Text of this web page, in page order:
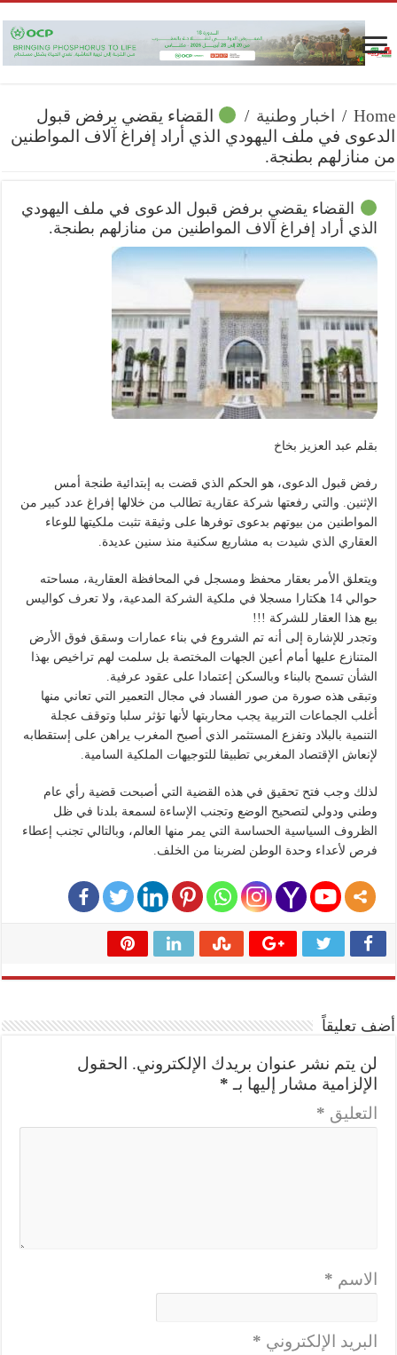
Home
/ اخبار وطنية /
القضاء يقضي برفض قبول
الدعوى في ملف اليهودي الذي أراد إفراغ آلاف المواطنين
من منازلهم بطنجة.
القضاء يقضي برفض قبول الدعوى في ملف اليهودي
الذي أراد إفراغ آلاف المواطنين من منازلهم بطنجة.
بقلم عبد العزيز بخاخ
رفض قبول الدعوى، هو الحكم الذي قضت به إبتدائية طنجة أمس
الإثنين. والتي رفعتها شركة عقارية تطالب من خلالها إفراغ عدد كبير من
المواطنين من بيوتهم بدعوى توفرها على وثيقة تثبت ملكيتها للوعاء
العقاري الذي شيدت به مشاريع سكنية منذ سنين عديدة.
ويتعلق الأمر بعقار محفظ ومسجل في المحافظة العقارية، مساحته
حوالي 14 هكتارا مسجلا في ملكية الشركة المدعية، ولا تعرف كواليس
بيع هذا العقار للشركة !!!
وتجدر للإشارة إلى أنه تم الشروع في بناء عمارات وسقق فوق الأرض
المتنازع عليها أمام أعين الجهات المختصة بل سلمت لهم تراخيص بهذا
الشأن تسمح بالبناء وبالسكن إعتمادا على عقود عرفية.
وتبقى هذه صورة من صور الفساد في مجال التعمير التي تعاني منها
أغلب الجماعات التربية يجب محاربتها لأنها تؤثر سلبا وتوقف عجلة
التنمية بالبلاد وتفزع المستثمر الذي أصبح المغرب يراهن على إستقطابه
لإنعاش الإقتصاد المغربي تطبيقا للتوجيهات الملكية السامية.
لذلك وجب فتح تحقيق في هذه القضية التي أصبحت قضية رأي عام
وطني ودولي لتصحيح الوضع وتجنب الإساءة لسمعة بلدنا في ظل
الظروف السياسية الحساسة التي يمر منها العالم، وبالتالي تجنب إعطاء
فرص لأعداء وحدة الوطن لضربنا من الخلف.
أضف تعليقاً
لن يتم نشر عنوان بريدك الإلكتروني.
الحقول
الإلزامية مشار إليها بـ *
التعليق *
الاسم *
البريد الإلكتروني *